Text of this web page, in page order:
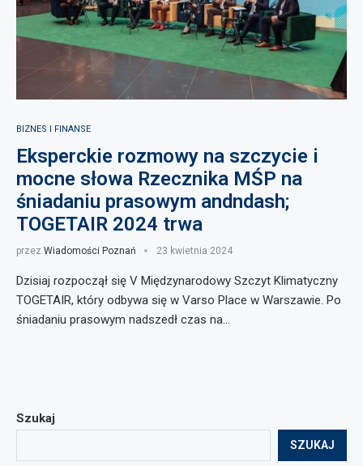
BIZNES I FINANSE
Eksperckie rozmowy na szczycie i
mocne słowa Rzecznika MŚP na
śniadaniu prasowym andndash;
TOGETAIR 2024 trwa
przez Wiadomości Poznań 23 kwietnia 2024
Dzisiaj rozpoczął się V Międzynarodowy Szczyt Klimatyczny
TOGETAIR, który odbywa się w Varso Place w Warszawie. Po
śniadaniu prasowym nadszedł czas na…
Szukaj
SZUKAJ